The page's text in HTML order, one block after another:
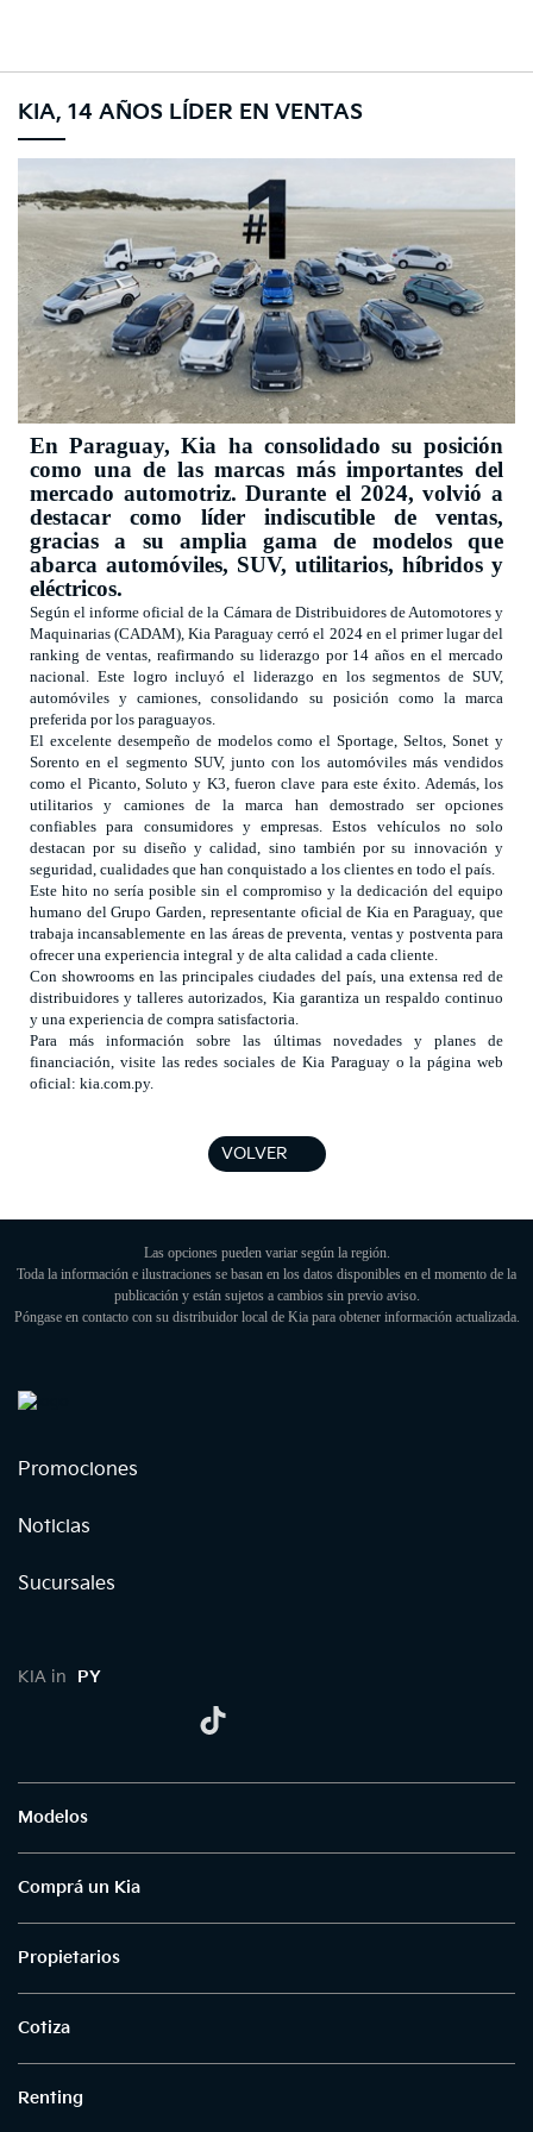
KIA, 14 AÑOS LÍDER EN VENTAS
En Paraguay, Kia ha consolidado su posición
como una de las marcas más importantes del
mercado automotriz. Durante el 2024, volvió a
destacar como líder indiscutible de ventas,
gracias a su amplia gama de modelos que
abarca automóviles, SUV, utilitarios, híbridos y
eléctricos.
Según el informe oficial de la Cámara de Distribuidores de Automotores y
Maquinarias (CADAM), Kia Paraguay cerró el 2024 en el primer lugar del
ranking de ventas, reafirmando su liderazgo por 14 años en el mercado
nacional. Este logro incluyó el liderazgo en los segmentos de SUV,
automóviles y camiones, consolidando su posición como la marca
preferida por los paraguayos.
El excelente desempeño de modelos como elSportage,Seltos,Sonety
Sorentoen el segmento SUV, junto con los automóviles más vendidos
como el Picanto,Solutoy K3, fueron clave para este éxito. Además, los
utilitarios y camiones de la marca han demostrado ser opciones
confiables para consumidores y empresas. Estos vehículos no solo
destacan por su diseño y calidad, sino también por su innovación y
seguridad, cualidades que han conquistado a los clientes en todo el país.
Este hito no sería posible sin el compromiso y la dedicación del equipo
humano delGrupo Garden, representante oficial de Kia en Paraguay, que
trabaja incansablemente en las áreas de preventa, ventas y postventa para
ofrecer una experiencia integral y de alta calidad a cada cliente.
Con showrooms en las principales ciudades del país, una extensa red de
distribuidores y talleres autorizados, Kia garantiza un respaldo continuo
y una experiencia de compra satisfactoria.
Para más información sobre las últimas novedades y planes de
financiación, visite las redes sociales de Kia Paraguayo la página web
oficial: kia.com.py.
VOLVER
Las opciones pueden variar según la región.
Toda la información e ilustraciones se basan en los datos disponibles en el momento de la
publicación y están sujetos a cambios sin previo aviso.
Póngase en contacto con su distribuidor local de Kia para obtener información actualizada.
Promociones
Noticias
Sucursales
KIA in PY
Modelos
Comprá un Kia
Propietarios
Cotiza
Renting